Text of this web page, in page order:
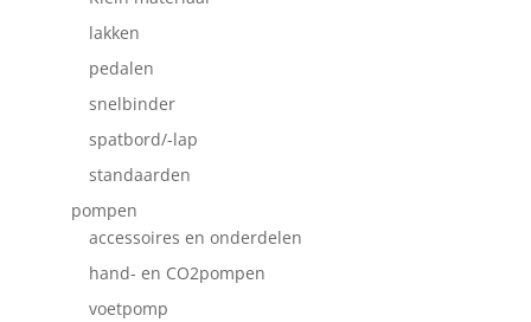
lakken
pedalen
snelbinder
spatbord/-lap
standaarden
pompen
accessoires en onderdelen
hand- en CO2pompen
voetpomp